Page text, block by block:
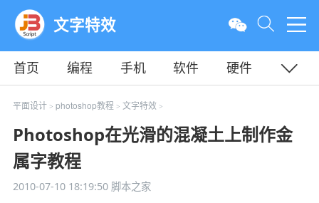
文字特效
首页 编程 手机 软件
硬件
教程
平面 服务器
平面设计> photoshop教程 > 文字特效 >
Photoshop在光滑的混凝土上制作金
属字教程
2010-07-10 18:19:50脚本之家